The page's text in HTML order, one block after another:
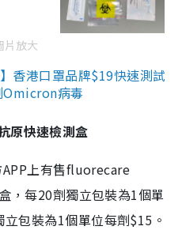
片放大
香港口罩品牌$19快速測試
Omicron病毒
快速檢測盒
上有售fluorecare
，每20劑獨立包裝為1個單
包裝為1個單位每劑$15。